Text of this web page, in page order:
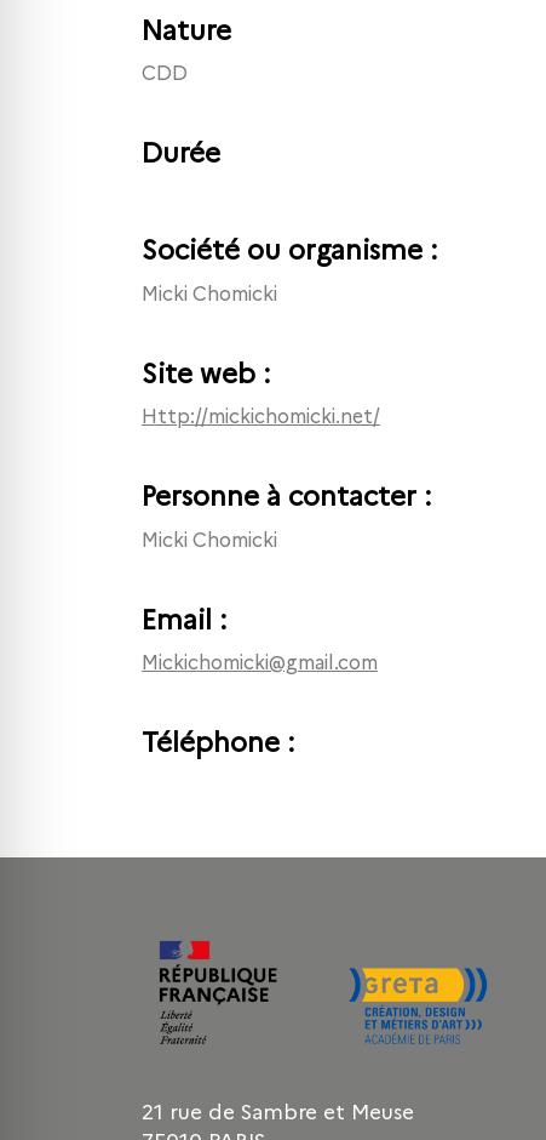
Nature
CDD
Durée
Société ou organisme :
Micki Chomicki
Site web :
http://mickichomicki.net/
Personne à contacter :
Micki Chomicki
Email :
mickichomicki@gmail.com
Téléphone :
21 rue de Sambre et Meuse